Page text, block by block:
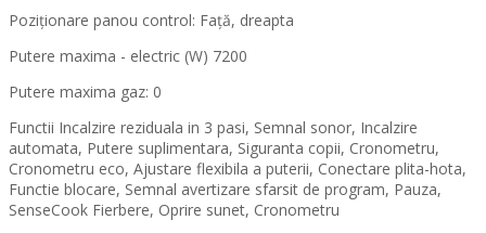
Poziţionare panou control: Faţă, dreapta
Putere maxima - electric (W) 7200
Putere maxima gaz: 0
Functii Incalzire reziduala in 3 pasi, Semnal sonor, Incalzire
automata, Putere suplimentara, Siguranta copii, Cronometru,
Cronometru eco, Ajustare flexibila a puterii, Conectare plita-hota,
Functie blocare, Semnal avertizare sfarsit de program, Pauza,
SenseCook Fierbere, Oprire sunet, Cronometru